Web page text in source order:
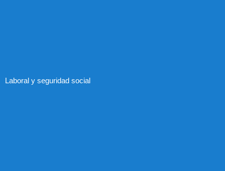
Laboral y seguridad social